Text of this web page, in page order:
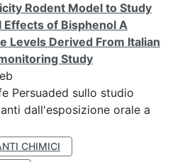
Rodent Model to Study
Effects of Bisphenol A
Levels Derived From Italian
Study
Persuaded sullo studio
dall'esposizione orale a
CHIMICI